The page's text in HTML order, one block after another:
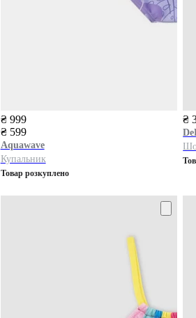
₴ 999
₴ 599
Aquawave
Купальник
Товар розкуплено
₴